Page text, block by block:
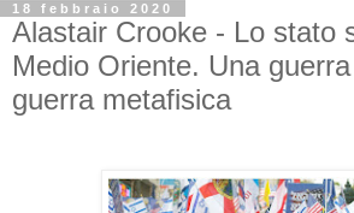
18 febbraio 2020
Alastair Crooke - Lo stato
Medio Oriente. Una
guerra metafisica